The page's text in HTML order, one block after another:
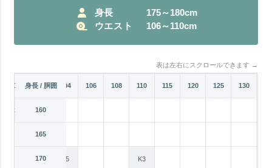
身長
175～180cm
ウエスト
106～110cm
表は左右にスクロールできます →
身長 / 胴囲
100 102 104 106 108 110 115 120 125 130
160
E3
165
E4
170 E5 K3